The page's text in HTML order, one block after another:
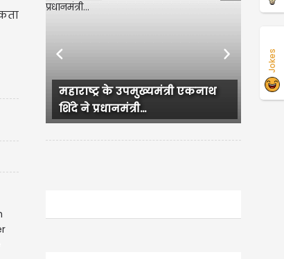
महाराष्ट्र के उपमुख्यमंत्री एकनाथ
शिंदे ने प्रधानमंत्री...
Backless
Previous Next Jokes